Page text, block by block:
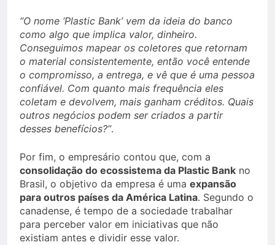
“O nome ‘Plastic Bank’ vem da ideia do banco
como algo que implica valor, dinheiro.
Conseguimos mapear os coletores que retornam
o material consistentemente, então você entende
o compromisso, a entrega, e vê que é uma pessoa
confiável. Com quanto mais frequência eles
coletam e devolvem, mais ganham créditos. Quais
outros negócios podem ser criados a partir
desses benefícios?”.
Por fim, o empresário contou que, com a
consolidação do ecossistema da Plastic Bank no
Brasil, o objetivo da empresa é uma expansão
para outros países da América Latina. Segundo o
canadense, é tempo de a sociedade trabalhar
para perceber valor em iniciativas que não
existiam antes e dividir esse valor.